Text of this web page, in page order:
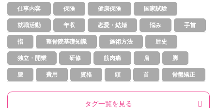
仕事内容 保険 健康保険 国家試験
就職活動 年収 恋愛・結婚 悩み 手首
指 整骨院基礎知識 施術方法 歴史
独立・開業 研修 筋肉痛 肩 脚
腰 費用 資格 頭 首 骨盤矯正
タグ一覧を見る